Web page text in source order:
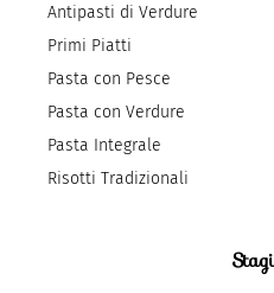
Antipasti di Verdure
Primi Piatti
Pasta con Pesce
Pasta con Verdure
Pasta Integrale
Risotti Tradizionali